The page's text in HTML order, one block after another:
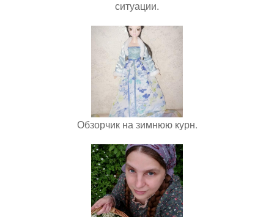
ситуации.
Обзорчик на зимнюю курн.